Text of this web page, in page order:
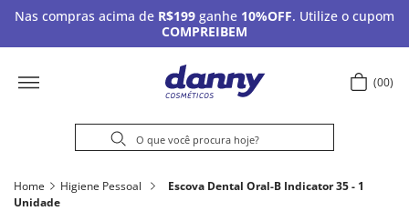
Nas compras acima de R$199 ganhe 10%OFF. Utilize o cupom
COMPREIBEM
00
Home Higiene Pessoal
Escova Dental Oral-B Indicator 35 - 1
Unidade